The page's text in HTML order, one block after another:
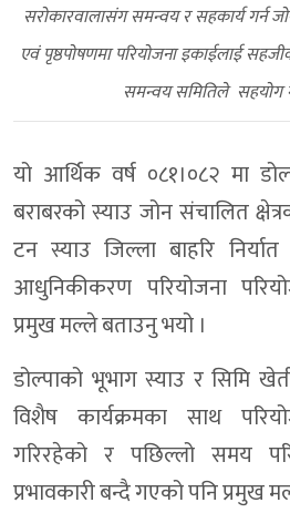
सरोकारवालासंग समन्वय र सहकार्य गर्न
एवं पृष्ठपोषणमा परियोजना इकाईलाई
समन्वय समितिले सहयोग
यो आर्थिक वर्ष ०८१।०८२ मा
बराबरको स्याउ जोन संचालित
टन स्याउ जिल्ला बाहरि निर्यात
आधुनिकीकरण परियोजना
प्रमुख मल्ले बताउनु भयो ।
डोल्पाको भूभाग स्याउ र सिमि
विशैष कार्यक्रमका साथ
गरिरहेको र पछिल्लो समय
प्रभावकारी बन्दै गएको पनि प्रमुख